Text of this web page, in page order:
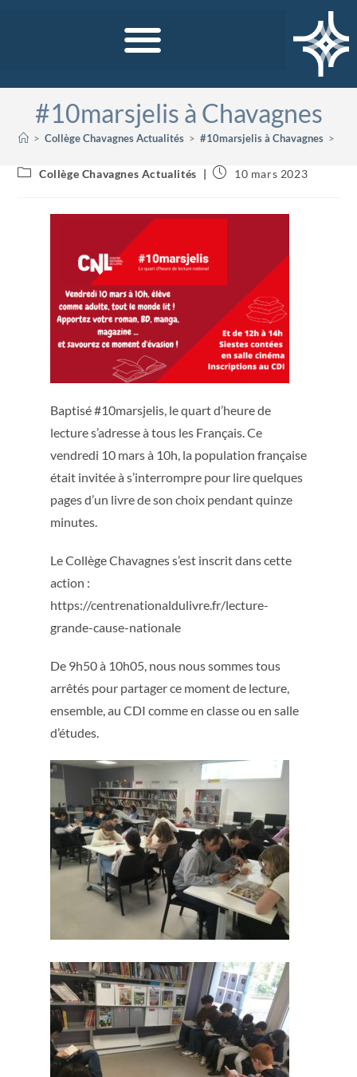
#10marsjelis à Chavagnes
> Collège Chavagnes Actualités > #10marsjelis à Chavagnes >
Collège Chavagnes Actualités 10 mars 2023
Baptisé #10marsjelis, le quart d’heure de
lecture s’adresse à tous les Français. Ce
vendredi 10 mars à 10h, la population française
était invitée à s’interrompre pour lire quelques
pages d’un livre de son choix pendant quinze
minutes.
Le Collège Chavagnes s’est inscrit dans cette
action :
https://centrenationaldulivre.fr/lecture-
grande-cause-nationale
De 9h50 à 10h05, nous nous sommes tous
arrêtés pour partager ce moment de lecture,
ensemble, au CDI comme en classe ou en salle
d’études.